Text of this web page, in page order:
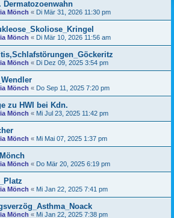
Dermatozoenwahn
Mönch « Di Mär 31, 2026 11:30 pm
Mönch « Di Mär 10, 2026 11:56 am
Mönch « Di Dez 09, 2025 3:54 pm
Mönch « Do Sep 11, 2025 7:20 pm
zu HWI bei Kdn.
Mönch « Mi Jul 23, 2025 11:42 pm
Mönch « Mi Mai 07, 2025 1:37 pm
Mönch « Do Mär 20, 2025 6:19 pm
Mönch « Mi Jan 22, 2025 7:41 pm
Mönch « Mi Jan 22, 2025 7:38 pm